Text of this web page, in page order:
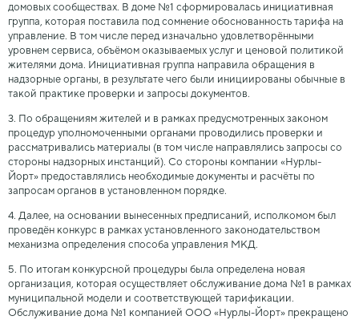
домовых сообществах. В доме №1 сформировалась инициативная
группа, которая поставила под сомнение обоснованность тарифа на
управление. В том числе перед изначально удовлетворёнными
уровнем сервиса, объёмом оказываемых услуг и ценовой политикой
жителями дома. Инициативная группа направила обращения в
надзорные органы, в результате чего были инициированы обычные в
такой практике проверки и запросы документов.
3. По обращениям жителей и в рамках предусмотренных законом
процедур уполномоченными органами проводились проверки и
рассматривались материалы (в том числе направлялись запросы со
стороны надзорных инстанций). Со стороны компании «Нурлы-
Йорт» предоставлялись необходимые документы и расчёты по
запросам органов в установленном порядке.
4. Далее, на основании вынесенных предписаний, исполкомом был
проведён конкурс в рамках установленного законодательством
механизма определения способа управления МКД.
5. По итогам конкурсной процедуры была определена новая
организация, которая осуществляет обслуживание дома №1 в рамках
муниципальной модели и соответствующей тарификации.
Обслуживание дома №1 компанией ООО «Нурлы-Йорт» прекращено